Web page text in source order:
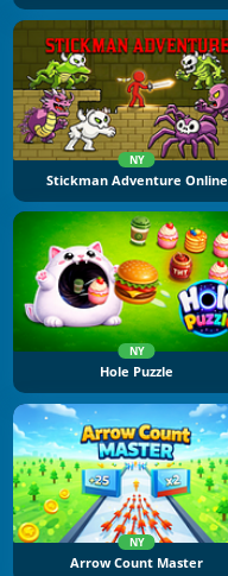
NY
Stickman Adventure Online
NY
Hole Puzzle
NY
Arrow Count Master